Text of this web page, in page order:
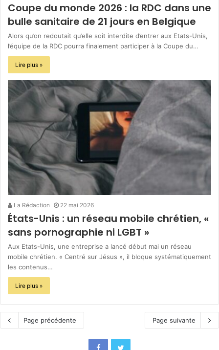
Coupe du monde 2026 : la RDC dans une
bulle sanitaire de 21 jours en Belgique
Alors qu’on redoutait qu’elle soit interdite d’entrer aux Etats-Unis,
l’équipe de la RDC pourra finalement participer à la Coupe du…
Lire plus »
La Rédaction 22 mai 2026
États-Unis : un réseau mobile chrétien, «
sans pornographie ni LGBT »
Aux Etats-Unis, une entreprise a lancé début mai un réseau
mobile chrétien. « Centré sur Jésus », il bloque systématiquement
les contenus…
Lire plus »
Page précédente Page suivante